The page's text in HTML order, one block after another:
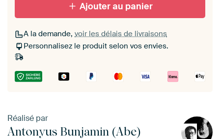
Ajouter au panier
A la demande, voir les délais de livraisons
Personnalisez le produit selon vos envies.
Réalisé par
Antonyus Bunjamin (Abe)